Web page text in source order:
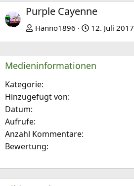
r
e
r
i
g
e
Purple Cayenne
Hanno1896 12. Juli 2017
Medieninformationen
Kategorie
Hinzugefügt von
Datum
Aufrufe
Anzahl Kommentare
Bewertung